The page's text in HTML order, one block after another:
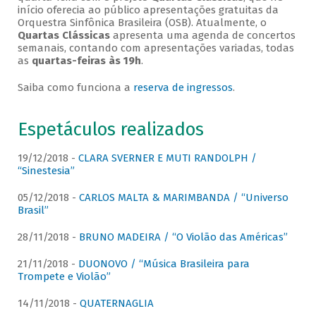
início oferecia ao público apresentações gratuitas da
Orquestra Sinfônica Brasileira (OSB). Atualmente, o
Quartas Clássicasapresenta uma agenda de concertos
semanais, contando com apresentações variadas, todas
as quartas-feiras às 19h.
Saiba como funciona a reserva de ingressos.
Espetáculos realizados
19/12/2018 - CLARA SVERNER E MUTI RANDOLPH /
“Sinestesia”
05/12/2018 - CARLOS MALTA & MARIMBANDA / “Universo
Brasil”
28/11/2018 - BRUNO MADEIRA / “O Violão das Américas”
21/11/2018 - DUONOVO / “Música Brasileira para
Trompete e Violão”
14/11/2018 - QUATERNAGLIA